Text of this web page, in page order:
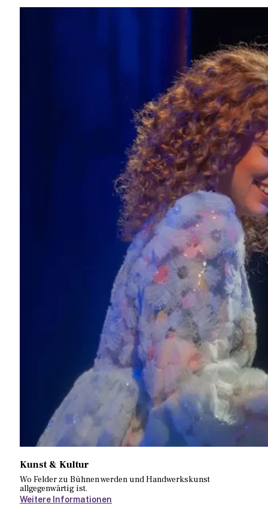
Kunst & Kultur
Wo Felder zu Bühnen werden und Handwerkskunst
allgegenwärtig ist.
Weitere Informationen